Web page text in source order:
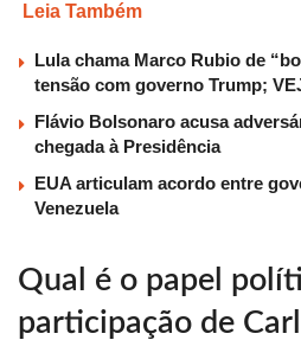
Leia Também
Lula chama Marco Rubio de
tensão com governo Trump;
Flávio Bolsonaro acusa
chegada à Presidência
EUA articulam acordo entre
Venezuela
Qual é o papel
participação de